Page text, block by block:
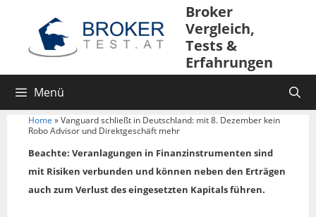
Broker
Vergleich,
Tests &
Erfahrungen
Menü
Home »Vanguard schließt in Deutschland: mit 8. Dezember kein
Robo Advisor und Direktgeschäft mehr
Beachte: Veranlagungen in Finanzinstrumenten sind
mit Risiken verbunden und können neben den Erträgen
auch zum Verlust des eingesetzten Kapitals führen.